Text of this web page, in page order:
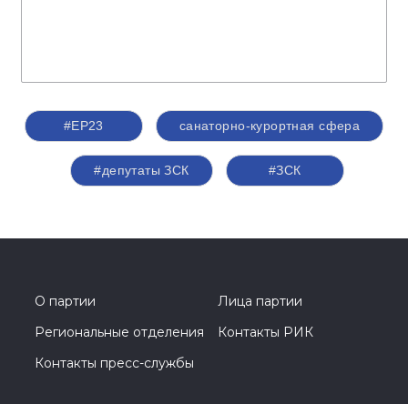
#ЕР23 санаторно-курортная сфера
#депутаты ЗСК #ЗСК
О партии
Лица партии
Региональные отделения
Контакты РИК
Контакты пресс-службы